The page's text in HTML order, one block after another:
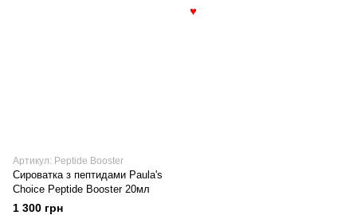
Артикул: Peptide Booster
Сироватка з пептидами Paula's
Choice Peptide Booster 20мл
1 300 грн
♥